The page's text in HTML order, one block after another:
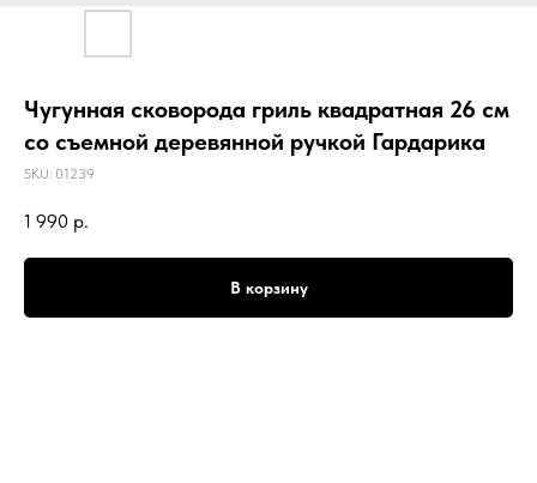
Чугунная сковорода гриль квадратная 26 см
со съемной деревянной ручкой Гардарика
SKU: 01239
1 990 р.
В корзину